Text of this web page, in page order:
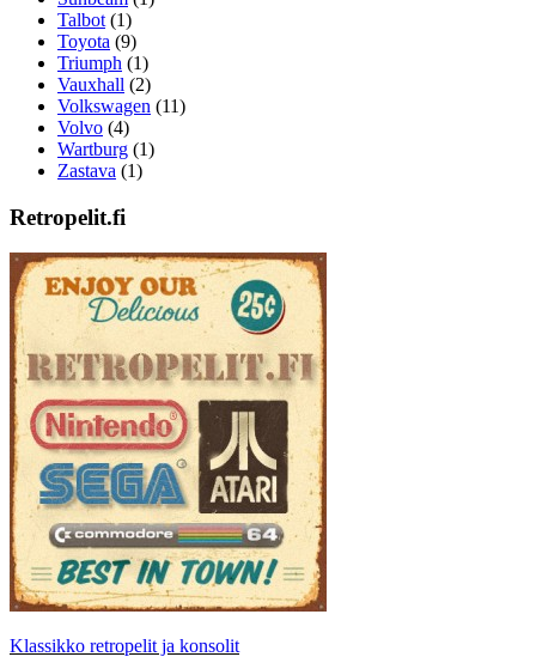
Talbot (1)
Toyota (9)
Triumph (1)
Vauxhall (2)
Volkswagen (11)
Volvo (4)
Wartburg (1)
Zastava (1)
Retropelit.fi
Klassikko retropelit ja konsolit